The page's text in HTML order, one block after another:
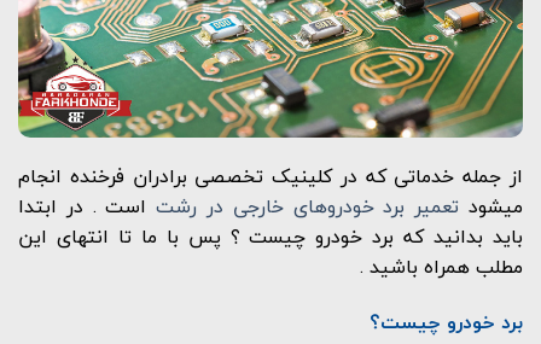
از جمله خدماتی که در کلینیک تخصصی برادران فرخنده انجام
میشود تعمیر برد خودروهای خارجی در رشتاست . در ابتدا
باید بدانید که برد خودرو چیست ؟ پس با ما تا انتهای این
مطلب همراه باشید .
برد خودرو چیست؟